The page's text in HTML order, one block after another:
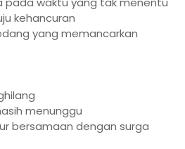
kehancuran
yang memancarkan
menunggu
bersamaan dengan surga